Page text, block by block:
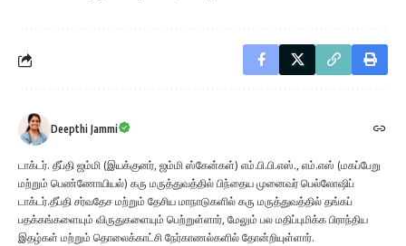
Deepthi Jammi
டாக்டர். தீப்தி ஜம்மி (இயக்குனர், ஜம்மி ஸ்கேன்கள்) எம்.பி.பி.எஸ்., எம்.எஸ் (மகப்பேறு
மற்றும் பெண்ணோயியல்) கரு மருத்துவத்தில் பிந்தைய முனைவர் பெல்லோஷிப்
டாக்டர்.தீப்தி சர்வதேச மற்றும் தேசிய மாநாடுகளில் கரு மருத்துவத்தில் தங்கப்
பதக்கங்களையும் விருதுகளையும் பெற்றுள்ளார், மேலும் பல மதிப்புமிக்க பிராந்திய
இதழ்கள் மற்றும் தொலைக்காட்சி நேர்காணல்களில் தோன்றியுள்ளார்.